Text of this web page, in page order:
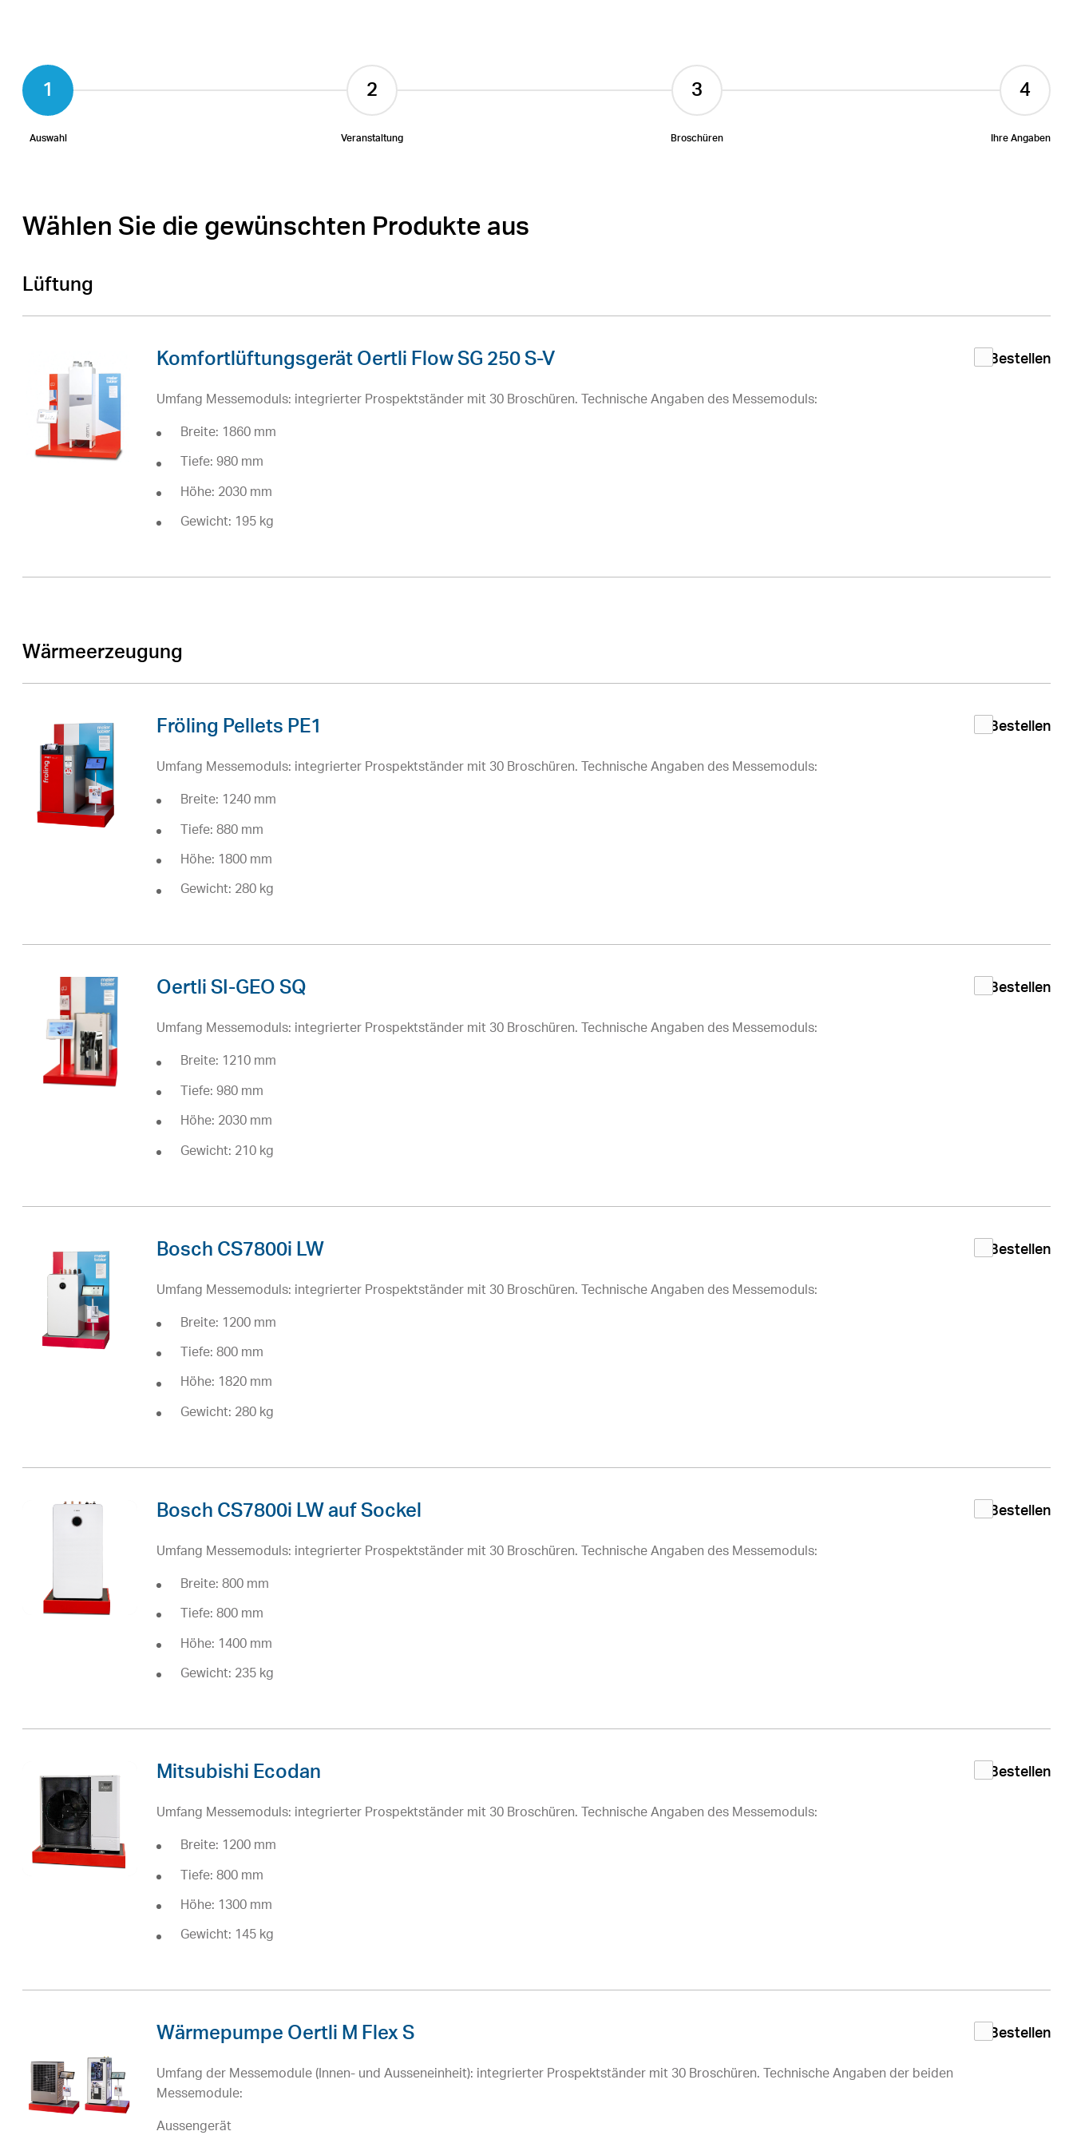
Auswahl Veranstaltung Broschüren Ihre Angaben
Wählen Sie die gewünschten Produkte aus
Lüftung
Komfortlüftungsgerät Oertli Flow SG 250 S-V
Umfang Messemoduls: integrierter Prospektständer mit 30 Broschüren. Technische Angaben des Messemoduls:
Breite: 1860 mm
Tiefe: 980 mm
Höhe: 2030 mm
Gewicht: 195 kg
Bestellen
Wärmeerzeugung
Fröling Pellets PE1
Umfang Messemoduls: integrierter Prospektständer mit 30 Broschüren. Technische Angaben des Messemoduls:
Breite: 1240 mm
Tiefe: 880 mm
Höhe: 1800 mm
Gewicht: 280 kg
Bestellen
Oertli SI-GEO SQ
Umfang Messemoduls: integrierter Prospektständer mit 30 Broschüren. Technische Angaben des Messemoduls:
Breite: 1210 mm
Tiefe: 980 mm
Höhe: 2030 mm
Gewicht: 210 kg
Bestellen
Bosch CS7800i LW
Umfang Messemoduls: integrierter Prospektständer mit 30 Broschüren. Technische Angaben des Messemoduls:
Breite: 1200 mm
Tiefe: 800 mm
Höhe: 1820 mm
Gewicht: 280 kg
Bestellen
Bosch CS7800i LW auf Sockel
Umfang Messemoduls: integrierter Prospektständer mit 30 Broschüren. Technische Angaben des Messemoduls:
Breite: 800 mm
Tiefe: 800 mm
Höhe: 1400 mm
Gewicht: 235 kg
Bestellen
Mitsubishi Ecodan
Umfang Messemoduls: integrierter Prospektständer mit 30 Broschüren. Technische Angaben des Messemoduls:
Breite: 1200 mm
Tiefe: 800 mm
Höhe: 1300 mm
Gewicht: 145 kg
Bestellen
Wärmepumpe Oertli M Flex S
Umfang der Messemodule (Innen- und Ausseneinheit): integrierter Prospektständer mit 30 Broschüren. Technische Angaben der beiden
Messemodule:
Aussengerät
Bestellen